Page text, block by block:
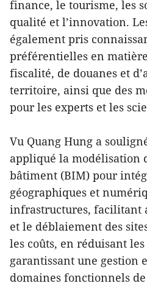
finance, le tourisme, les
qualité et l’innovation.
également pris
préférentielles en
fiscalité, de douanes et
territoire, ainsi que des
pour les experts et les
Vu Quang Hung a
appliqué la modélisation
bâtiment (BIM) pour
géographiques et
infrastructures, facilitant
et le déblaiement des
les coûts, en réduisant
garantissant une gestion
domaines fonctionnels